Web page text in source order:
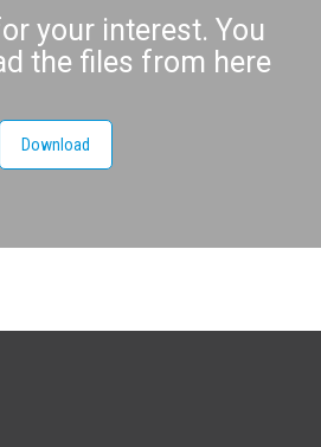
your interest. You
the files from here
Download